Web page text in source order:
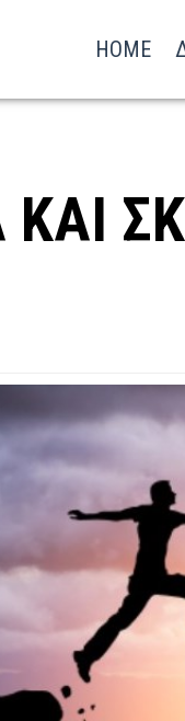
HOME
ΚΑΙ